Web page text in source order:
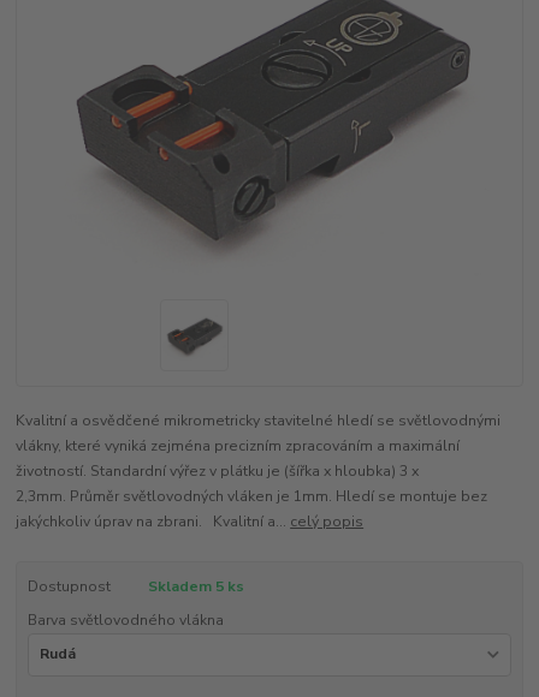
Kvalitní a osvědčené mikrometricky stavitelné hledí se světlovodnými
vlákny, které vyniká zejména precizním zpracováním a maximální
životností. Standardní výřez v plátku je (šířka x hloubka) 3 x
2,3mm. Průměr světlovodných vláken je 1mm. Hledí se montuje bez
jakýchkoliv úprav na zbrani. Kvalitní a... celý popis
Dostupnost
Skladem 5 ks
Barva světlovodného vlákna